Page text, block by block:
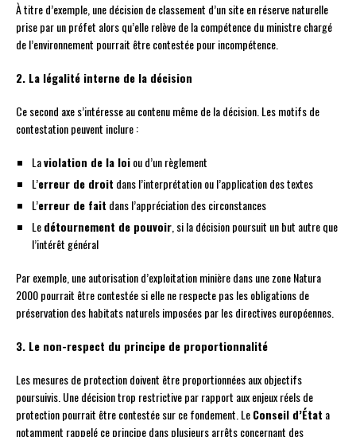
À titre d’exemple, une décision de classement d’un site en réserve naturelle
prise par un préfet alors qu’elle relève de la compétence du ministre chargé
de l’environnement pourrait être contestée pour incompétence.
2. La légalité interne de la décision
Ce second axe s’intéresse au contenu même de la décision. Les motifs de
contestation peuvent inclure :
Laviolation de la loiou d’un règlement
L’erreur de droit dans l’interprétation ou l’application des textes
L’erreur de fait dans l’appréciation des circonstances
Ledétournement de pouvoir , si la décision poursuit un but autre que
l’intérêt général
Par exemple, une autorisation d’exploitation minière dans une zone Natura
2000 pourrait être contestée si elle ne respecte pas les obligations de
préservation des habitats naturels imposées par les directives européennes.
3. Le non-respect du principe de proportionnalité
Les mesures de protection doivent être proportionnées aux objectifs
poursuivis. Une décision trop restrictive par rapport aux enjeux réels de
protection pourrait être contestée sur ce fondement. LeConseil d’État a
notamment rappelé ce principe dans plusieurs arrêts concernant des